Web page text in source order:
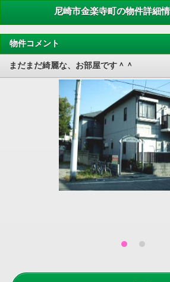
物件コメント
まだまだ綺麗な、お部屋です＾＾